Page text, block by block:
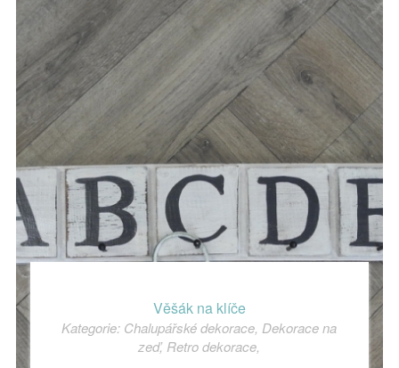
Věšák na klíče
Kategorie: Chalupářské dekorace, Dekorace na
zeď, Retro dekorace,